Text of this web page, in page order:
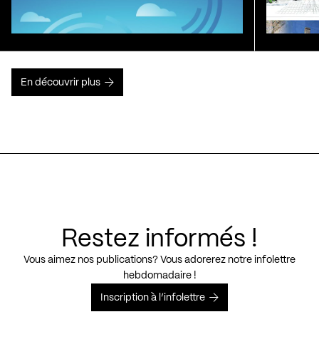
En découvrir plus
Restez informés !
Vous aimez nos publications? Vous adorerez notre infolettre
hebdomadaire !
Inscription à l’infolettre